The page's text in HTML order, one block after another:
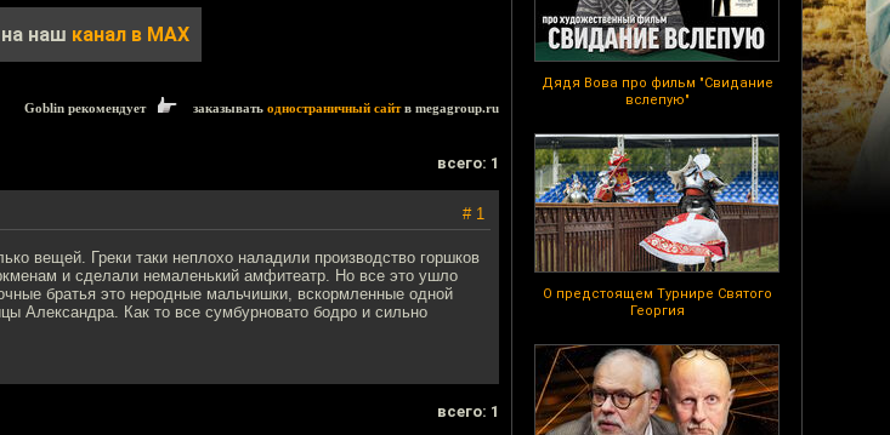
Дядя Вова про фильм "Свидание
вслепую"
О предстоящем Турнире Святого
Георгия
наш канал в MAX
Goblin рекомендует заказывать одностраничный сайтв megagroup.ru
всего: 1
# 1
вещей. Греки таки неплохо наладили производство горшков
и сделали немаленький амфитеатр. Но все это ушло
братья это неродные мальчишки, вскормленные одной
Александра. Как то все сумбурновато бодро и сильно
всего: 1